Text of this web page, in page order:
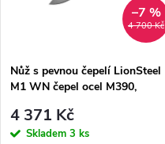
4 700 Kč
–7 %
Nůž s pevnou čepelí LionSteel
M1 WN čepel ocel M390,
pouzdro
4 371 Kč
Skladem 3 ks